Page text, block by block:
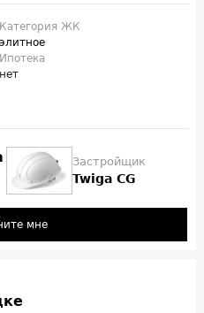
Категория ЖК
элитное
Ипотека
нет
Застройщик
Twiga CG
мне